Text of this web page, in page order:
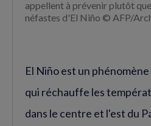
appellent à prévenir plutôt
néfastes d'El Niño © AFP/
El Niño est un
qui réchauffe les
dans le centre et l'est du